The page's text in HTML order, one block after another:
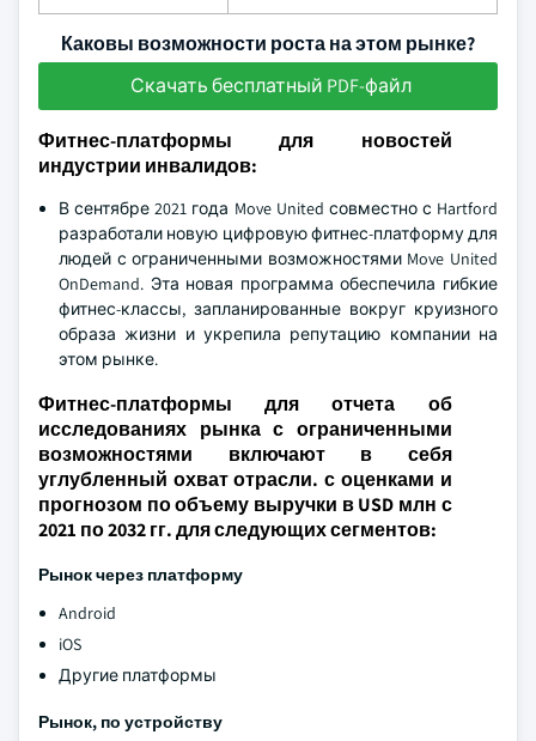
Каковы возможности роста на этом рынке?
Скачать бесплатный PDF-файл
Фитнес-платформы для новостей
индустрии инвалидов:
В сентябре 2021 года Move United совместно с Hartford
разработали новую цифровую фитнес-платформу для
людей с ограниченными возможностями Move United
OnDemand. Эта новая программа обеспечила гибкие
фитнес-классы, запланированные вокруг круизного
образа жизни и укрепила репутацию компании на
этом рынке.
Фитнес-платформы для отчета об
исследованиях рынка с ограниченными
возможностями включают в себя
углубленный охват отрасли. с оценками и
прогнозом по объему выручки в USD млн с
2021 по 2032 гг. для следующих сегментов:
Рынок через платформу
Android
iOS
Другие платформы
Рынок, по устройству